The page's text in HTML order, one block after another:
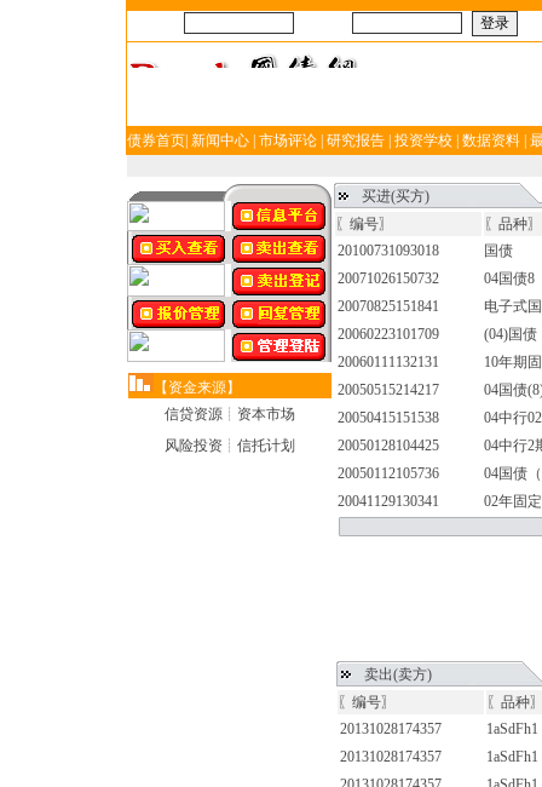
债券首页 新闻中心 市场评论 研究报告 投资学校 数据资料
【资金来源】
信贷资源┊资本市场
风险投资┊信托计划
买进(买方)
〖编号〗
〖品种〗
20100731093018
国债
20071026150732
04国债8
20070825151841
电子式
20060223101709
(04)国债
20060111132131
10年期
20050515214217
04国债
20050415151538
04中行02
20050128104425
04中行2
20050112105736
04国债
20041129130341
02年固
卖出(卖方)
〖编号〗
〖品种
20131028174357
1aSdFh1
20131028174357
1aSdFh1